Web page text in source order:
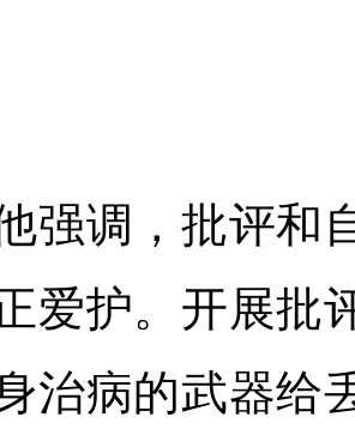
调，批评和自
爱护。开展批
治病的武器给